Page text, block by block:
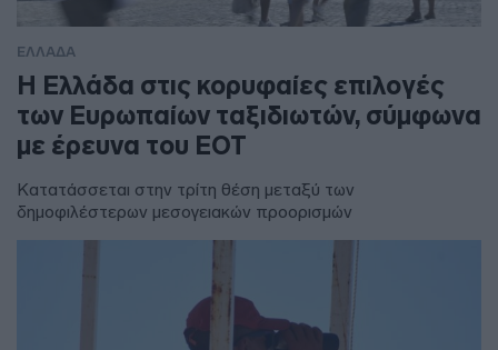
ΕΛΛΑΔΑ
Η Ελλάδα στις κορυφαίες επιλογές
των Ευρωπαίων ταξιδιωτών, σύμφωνα
με έρευνα του ΕΟΤ
Κατατάσσεται στην τρίτη θέση μεταξύ των
δημοφιλέστερων μεσογειακών προορισμών